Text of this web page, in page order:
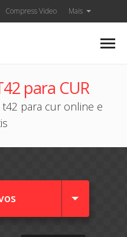
Compress Video Mais
para CUR
para cur online e